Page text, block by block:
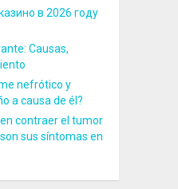
в 2026 году
Causas,
nefrótico y
a causa de él?
contraer el tumor
sus síntomas en